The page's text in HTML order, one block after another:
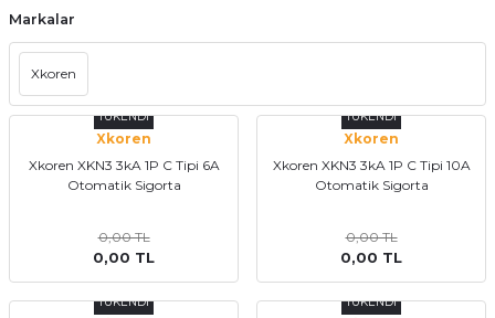
Aksamları
Markalar
Xkoren
TÜKENDİ
Xkoren
Xkoren XKN3 3kA 1P C Tipi 6A
Otomatik Sigorta
0,00 TL
0,00 TL
TÜKENDİ
Xkoren
Xkoren XKN3 3kA 1P C Tipi 10A
Otomatik Sigorta
0,00 TL
0,00 TL
TÜKENDİ TÜKENDİ